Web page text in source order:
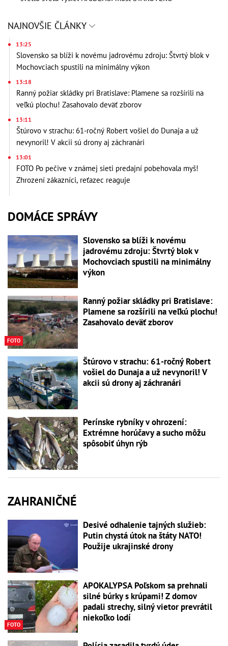
NAJNOVŠIE ČLÁNKY
13:25
Slovensko sa blíži k novému jadrovému zdroju: Štvrtý blok v
Mochovciach spustili na minimálny výkon
13:18
Ranný požiar skládky pri Bratislave: Plamene sa rozšírili na
veľkú plochu! Zasahovalo deväť zborov
13:11
Štúrovo v strachu: 61-ročný Robert vošiel do Dunaja a už
nevynoril! V akcii sú drony aj záchranári
13:01
FOTO Po pečive v známej sieti predajní pobehovala myš!
Zhrození zákazníci, reťazec reaguje
DOMÁCE SPRÁVY
Slovensko sa blíži k novému
jadrovému zdroju: Štvrtý blok v
Mochovciach spustili na minimálny
výkon
FOTO
Ranný požiar skládky pri Bratislave:
Plamene sa rozšírili na veľkú plochu!
Zasahovalo deväť zborov
Štúrovo v strachu: 61-ročný Robert
vošiel do Dunaja a už nevynoril! V
akcii sú drony aj záchranári
Perínske rybníky v ohrození:
Extrémne horúčavy a sucho môžu
spôsobiť úhyn rýb
ZAHRANIČNÉ
Desivé odhalenie tajných služieb:
Putin chystá útok na štáty NATO!
Použije ukrajinské drony
FOTO
APOKALYPSA Poľskom sa prehnali
silné búrky s krúpami! Z domov
padali strechy, silný vietor prevrátil
niekoľko lodí